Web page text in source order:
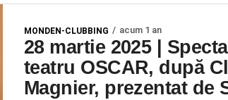
MONDEN-CLUBBING acum 1 an
28 martie 2025 |
teatru OSCAR, după
Magnier, prezentat de